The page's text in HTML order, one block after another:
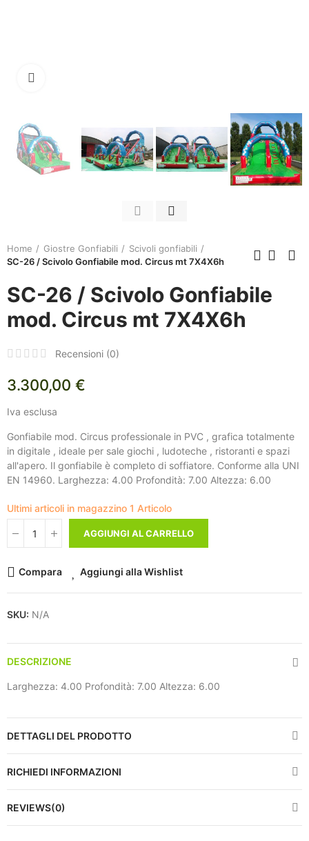
Home Giostre Gonfiabili
Scivoli gonfiabili
SC-26 / Scivolo Gonfiabile mod. Circus mt 7X4X6h
SC-26 / Scivolo Gonfiabile
mod. Circus mt 7X4X6h
Recensioni (0)
3.300,00 €
Iva esclusa
Gonfiabile mod. Circus professionale in PVC , grafica totalmente
in digitale , ideale per sale giochi , ludoteche , ristoranti e spazi
all'apero. Il gonfiabile è completo di soffiatore. Conforme alla UNI
EN 14960. Larghezza: 4.00 Profondità: 7.00 Altezza: 6.00
Ultimi articoli in magazzino 1 Articolo
AGGIUNGI AL CARRELLO
Compara Aggiungi alla Wishlist
SKU: N/A
DESCRIZIONE
Larghezza: 4.00 Profondità: 7.00 Altezza: 6.00
DETTAGLI DEL PRODOTTO
RICHIEDI INFORMAZIONI
REVIEWS(0)